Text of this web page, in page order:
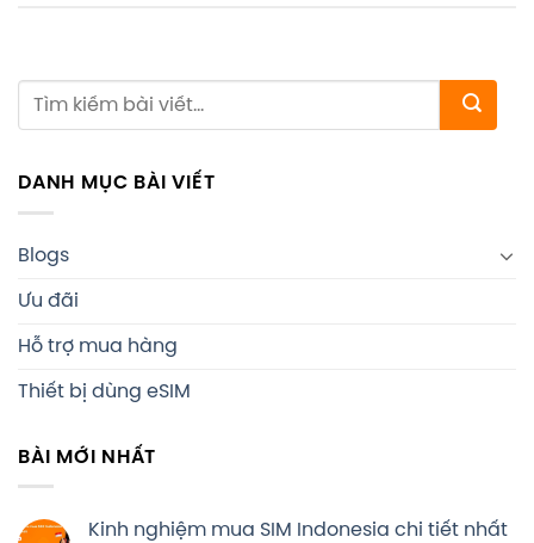
DANH MỤC BÀI VIẾT
Blogs
Ưu đãi
Hỗ trợ mua hàng
Thiết bị dùng eSIM
BÀI MỚI NHẤT
Kinh nghiệm mua SIM Indonesia chi tiết nhất